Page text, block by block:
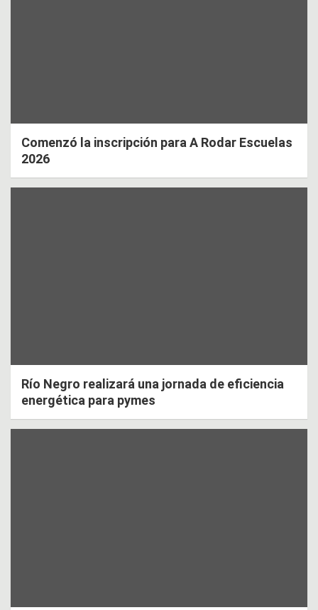
Comenzó la inscripción para A Rodar Escuelas
2026
Río Negro realizará una jornada de eficiencia
energética para pymes